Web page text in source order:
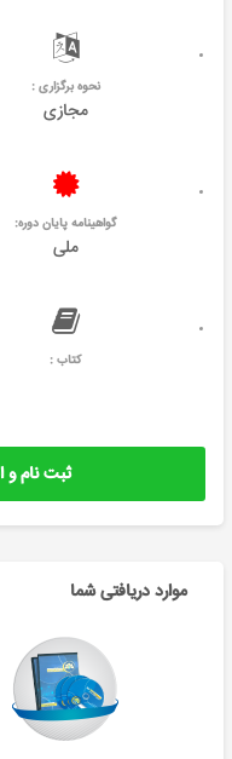
نحوه برگزاری :
مجازی
گواهینامه پایان دوره:
ملی
کتاب :
ثبت نام و
موارد دریافتی شما